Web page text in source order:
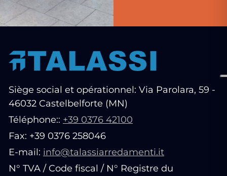
Siège social et opérationnel: Via Parolara, 59 -
46032 Castelbelforte (MN)
Téléphone:: +39 0376 42100
Fax: +39 0376 258046
E-mail: info@talassiarredamenti.it
N° TVA / Code fiscal / N° Registre du